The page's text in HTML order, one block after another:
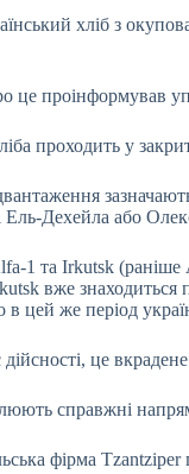
хліб з
це проінформував
проходить у
Ель-Дехейла або
1 та Irkutsk
вже знаходиться
цей же період
це
справжні
фірма